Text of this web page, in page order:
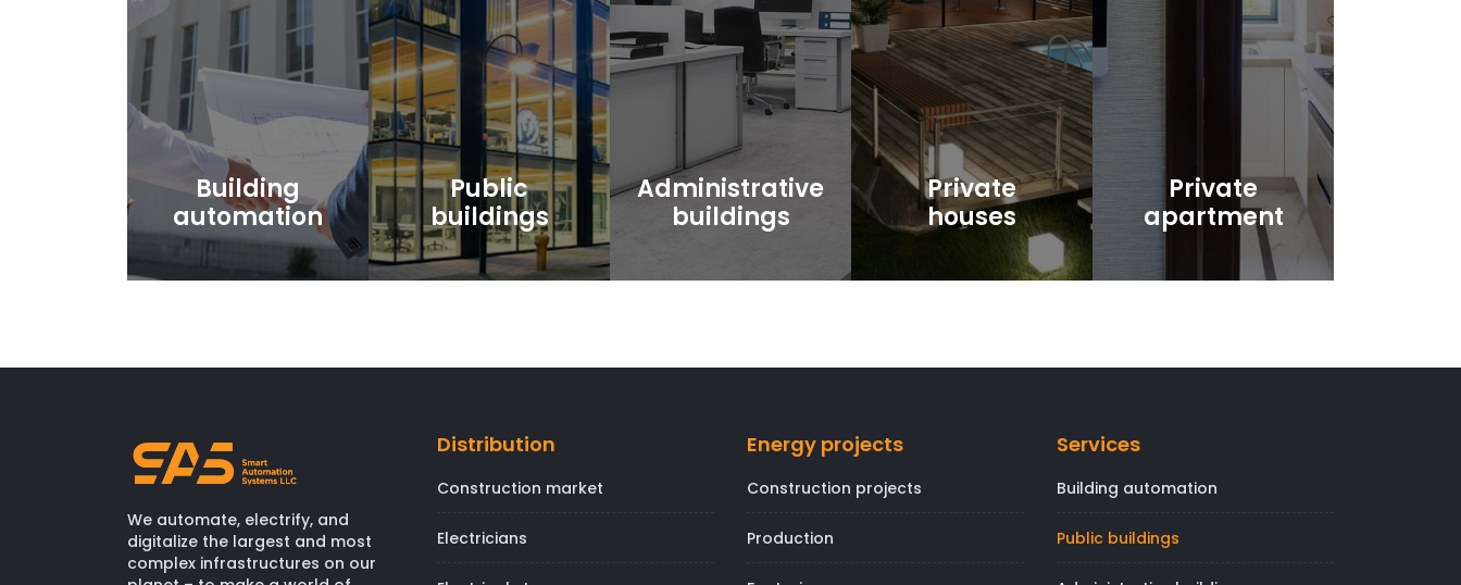
Building
automation
Public
buildings
Administrative
buildings
Private
houses
Private
apartment
We automate, electrify, and
digitalize the largest and most
complex infrastructures on our
Distribution
Construction market
Electricians
Energy projects
Construction projects
Production
Services
Building automation
Public buildings